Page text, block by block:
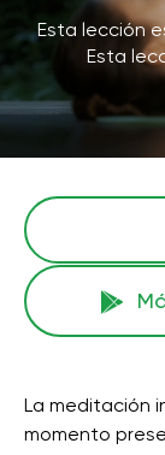
Esta lección
Esta
La meditación
momento